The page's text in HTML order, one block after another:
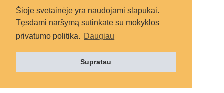
Šioje svetainėje yra naudojami slapukai.
Tęsdami naršymą sutinkate su mokyklos
privatumo politika. Daugiau
Supratau